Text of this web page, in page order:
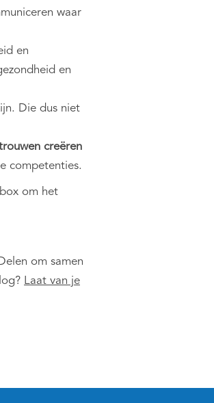
waar
en
en
Die dus niet
creëren
competenties.
om het
om samen
Laat van je